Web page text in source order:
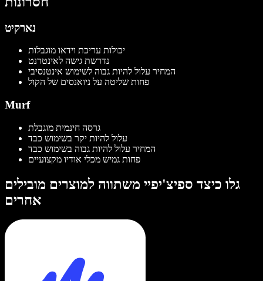
נארקיט
יכולות עריכת וידאו מוגבלות
נדרשת גישה לאינטרנט
המחיר עלול להיות גבוה לשימוש אינטנסיבי
פחות שליטה על ניואנסים של הקול
Murf
גרסה חינמית מוגבלת
עלול להיות יקר בשימוש כבד
המחיר עלול להיות גבוה בשימוש כבד
פחות גמיש מכלי אודיו מקצועיים
גלו כיצד ספיצ'יפיי משתווה למוצרים מובילים
אחרים